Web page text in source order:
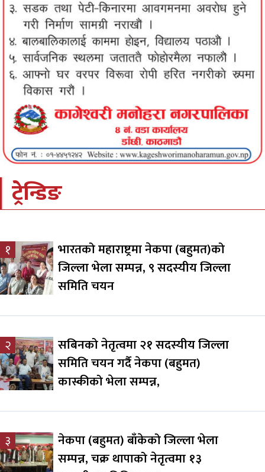
ट्रेन्डिङ
१
भारतको महाराष्ट्रमा नेकपा (बहुमत)को
जिल्ला भेला सम्पन्न, ९ सदस्यीय जिल्ला
समिति चयन
२
सबिनको नेतृत्वमा २१ सदस्यीय जिल्ला
समिति चयन गर्दै नेकपा (बहुमत)
कास्कीको भेला सम्पन्न,
३
नेकपा (बहुमत) बाँकेको जिल्ला भेला
सम्पन्न, चक्र थापाको नेतृत्वमा १३